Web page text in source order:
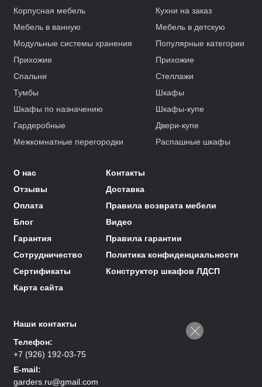
Корпусная мебель
Кухни на заказ
Мебель в ванную
Мебель в детскую
Модульные системы хранения
Популярные категории
Прихожие
Прихожие
Спальни
Стеллажи
Тумбы
Шкафы
Шкафы по назначению
Шкафы-купе
Гардеробные
Двери-купе
Межкомнатные перегородки
Распашные шкафы
О нас
Контакты
Отзывы
Доставка
Оплата
Правила возврата мебели
Блог
Видео
Гарантия
Правила гарантии
Сотрудничество
Политика конфиденциальности
Сертификаты
Конструктор шкафов ЛДСП
Карта сайта
Наши контакты
Телефон:
+7 (926) 192-03-75
E-mail:
garders.ru@gmail.com